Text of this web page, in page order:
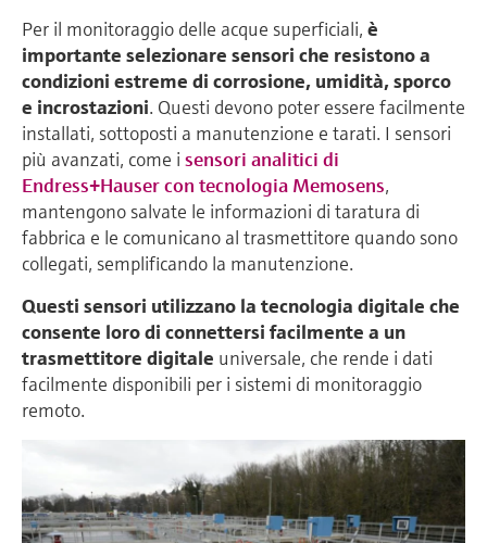
Per il monitoraggio delle acque superficiali, è
importante selezionare sensori che resistono a
condizioni estreme di corrosione, umidità, sporco
e incrostazioni. Questi devono poter essere facilmente
installati, sottoposti a manutenzione e tarati. I sensori
più avanzati, come i sensori analitici di
Endress+Hauser con tecnologia Memosens,
mantengono salvate le informazioni di taratura di
fabbrica e le comunicano al trasmettitore quando sono
collegati, semplificando la manutenzione.
Questi sensori utilizzano la tecnologia digitale che
consente loro di connettersi facilmente a un
trasmettitore digitale universale, che rende i dati
facilmente disponibili per i sistemi di monitoraggio
remoto.